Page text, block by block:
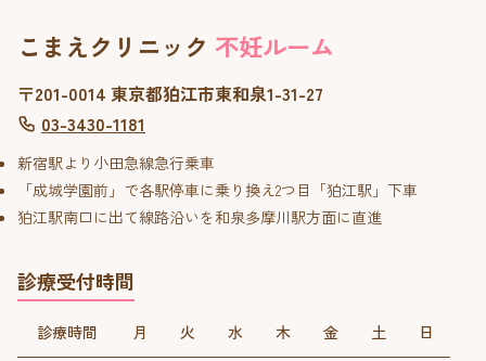
こまえクリニック 不妊ルーム
〒201-0014 東京都狛江市東和泉1-31-27
03-3430-1181
新宿駅より小田急線急行乗車
「成城学園前」で各駅停車に乗り換え2つ目「狛江駅」下車
狛江駅南口に出て線路沿いを和泉多摩川駅方面に直進
診療受付時間
診療時間 月 火 水 木 金 土 日